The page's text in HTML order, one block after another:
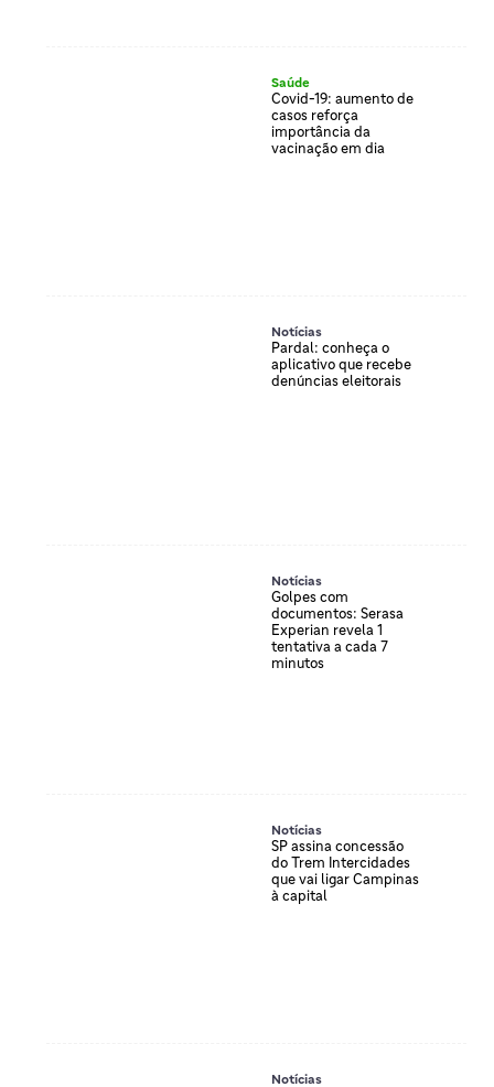
Saúde
Covid-19: aumento de
casos reforça
importância da
vacinação em dia
Notícias
Pardal: conheça o
aplicativo que recebe
denúncias eleitorais
Notícias
Golpes com
documentos: Serasa
Experian revela 1
tentativa a cada 7
minutos
Notícias
SP assina concessão
do Trem Intercidades
que vai ligar Campinas
à capital
Notícias